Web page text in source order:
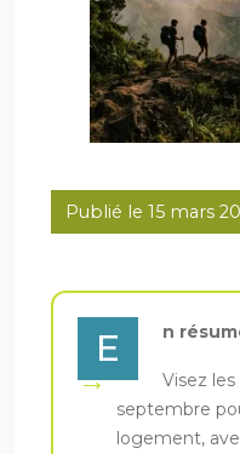
Publié le 15 mars
E n
Visez
septembre
logement,